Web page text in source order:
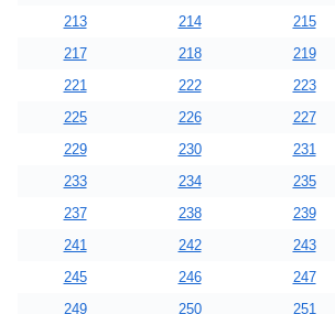
213
214 215
217
218 219
221
222 223
225
226 227
229
230 231
233
234 235
237
238 239
241
242 243
245
246 247
249
250 251